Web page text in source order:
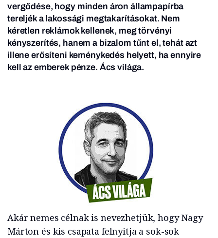
vergődése, hogy minden áron állampapírba
tereljék a lakossági megtakarításokat. Nem
kéretlen reklámok kellenek, meg törvényi
kényszerítés, hanem a bizalom tűnt el, tehát azt
illene erősíteni keménykedés helyett, ha ennyire
kell az emberek pénze. Ács világa.
Akár nemes célnak is nevezhetjük, hogy Nagy
Márton és kis csapata felnyitja a sok-sok